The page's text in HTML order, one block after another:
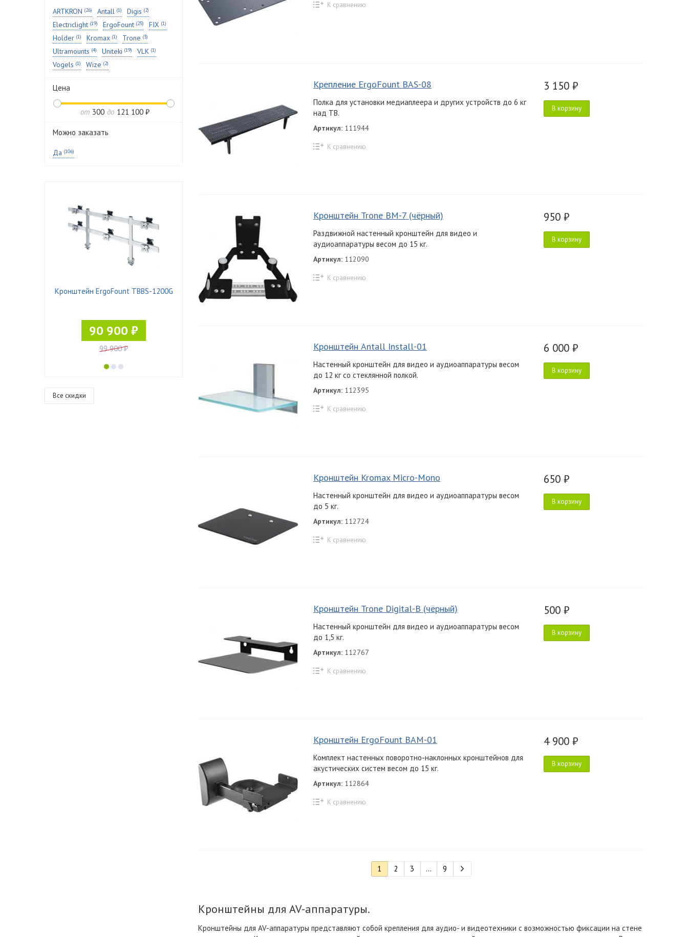
ARTKRON (26) Antall (1) Digis (2)
Electriclight (19) ErgoFount (25) FIX (1)
Holder (1) Kromax (1) Trone (3)
Ultramounts (4) Uniteki (19) VLK (1)
Vogels (1) Wize (2)
Цена
от 300 до 121 100 ₽
Можно заказать
Да (106)
Кронштейн ErgoFount TBBS-1200G
90 900 ₽
99 900 ₽
Все скидки
К сравнению
Крепление ErgoFount BAS-08
Полка для установки медиаплеера и других устройств до 6 кг
над ТВ.
Артикул: 111944
К сравнению
3 150 ₽
В корзину
Кронштейн Trone BM-7 (чёрный)
Раздвижной настенный кронштейн для видео и
аудиоаппаратуры весом до 15 кг.
Артикул: 112090
К сравнению
950 ₽
В корзину
Кронштейн Antall Install-01
Настенный кронштейн для видео и аудиоаппаратуры весом
до 12 кг со стеклянной полкой.
Артикул: 112395
К сравнению
6 000 ₽
В корзину
Кронштейн Kromax Micro-Mono
Настенный кронштейн для видео и аудиоаппаратуры весом
до 5 кг.
Артикул: 112724
К сравнению
650 ₽
В корзину
Кронштейн Trone Digital-B (чёрный)
Настенный кронштейн для видео и аудиоаппаратуры весом
до 1,5 кг.
Артикул: 112767
К сравнению
500 ₽
В корзину
Кронштейн ErgoFount BAM-01
Комплект настенных поворотно-наклонных кронштейнов для
акустических систем весом до 15 кг.
Артикул: 112864
К сравнению
4 900 ₽
В корзину
1 2 3 ... 9
Кронштейны для AV-аппаратуры.
Кронштейны для AV-аппаратуры представляют собой крепления для аудио- и видеотехники с возможностью фиксации на стене